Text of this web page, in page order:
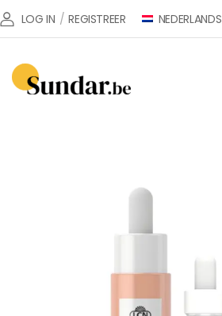
LOG IN / REGISTREER NEDERLANDS